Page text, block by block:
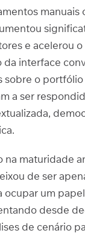
e acelerou
da interface
sobre o
a ser
maturidade
de ser
ocupar um
desde
de cenário